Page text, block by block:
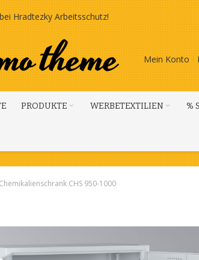
Hradtezky Arbeitsschutz!
Mein Konto
PRODUKTE WERBETEXTILIEN %
Chemikalienschrank CHS 950-1000